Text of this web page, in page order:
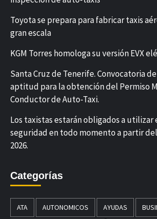
Toyota se prepara para fabricar taxis
gran escala
KGM Torres homologa su versión EVX
Santa Cruz de Tenerife. Convocatoria
aptitud para la obtención del Permiso
Conductor de Auto-Taxi.
Los taxistas estarán obligados a
seguridad en todo momento a partir
2026.
Categorías
ATA AUTONOMICOS AYUDAS